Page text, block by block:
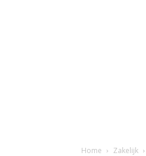
Home Zakelijk